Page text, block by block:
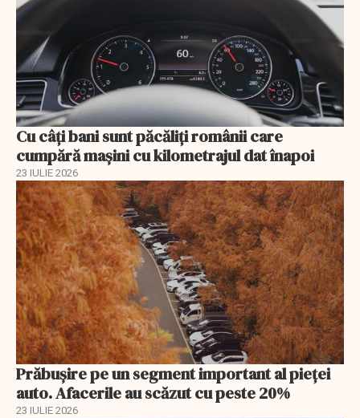
Cu câţi bani sunt păcăliţi românii care
cumpără maşini cu kilometrajul dat înapoi
23 IULIE 2026
Prăbușire pe un segment important al pieței
auto. Afacerile au scăzut cu peste 20%
23 IULIE 2026